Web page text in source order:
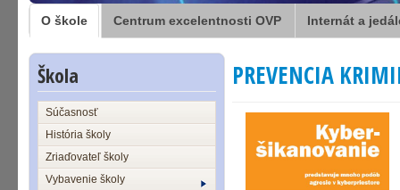
O škole Centrum excelentnosti OVP Internát a
Škola
Súčasnosť
História školy
Zriaďovateľ školy
Vybavenie školy
PREVENCIA